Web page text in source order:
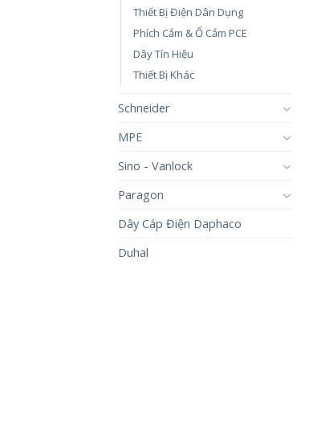
Thiết Bị Điện Dân Dụng
Phích Cắm & Ổ Cắm PCE
Dây Tín Hiệu
Thiết Bị Khác
Schneider
MPE
Sino - Vanlock
Paragon
Dây Cáp Điện Daphaco
Duhal